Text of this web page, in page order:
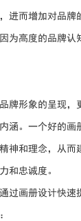
进而增加对品牌
为高度的品牌认
牌形象的呈现，
涵。一个好的画
神和理念，从而
和忠诚度。
过画册设计快速